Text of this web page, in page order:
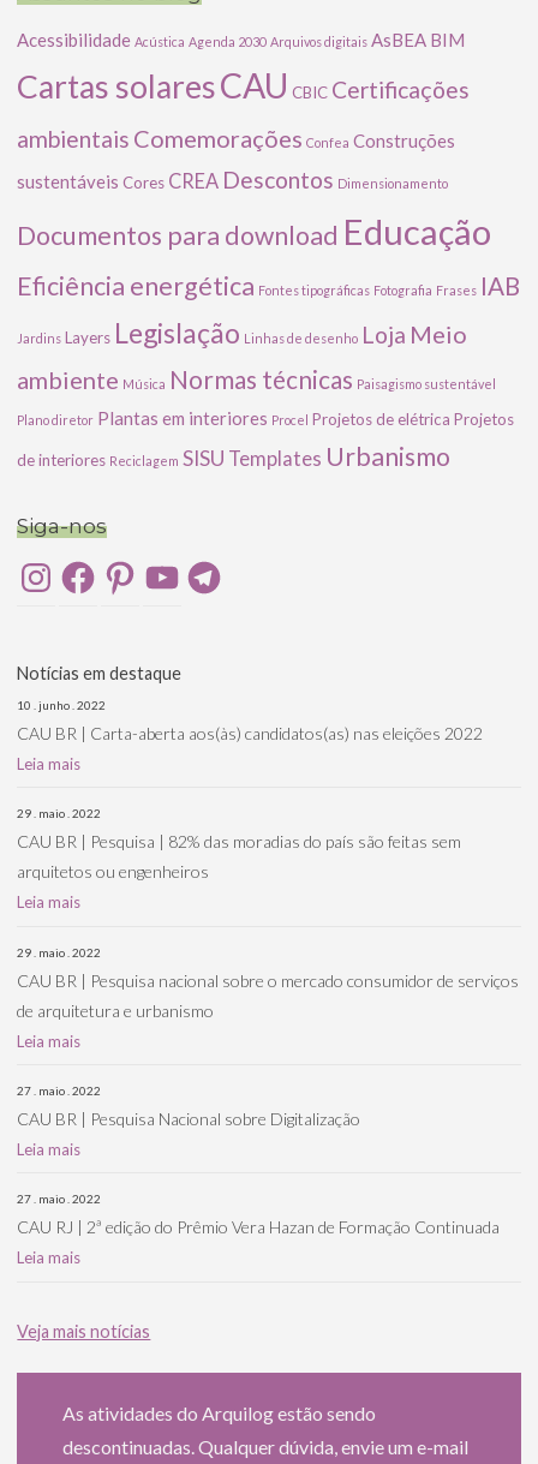
Acessibilidade Acústica Agenda 2030 Arquivos digitais AsBEA BIM
Cartas solaresCAU CBIC Certificações
ambientais Comemorações Confea Construções
sustentáveis Cores CREA Descontos Dimensionamento
Documentos para download Educação
Eficiência energética Fontes tipográficas Fotografia Frases IAB
Jardins Layers Legislação Linhas de desenho Loja Meio
ambiente Música Normas técnicas Paisagismo sustentável
Plano diretor Plantas em interiores Procel Projetos de elétrica Projetos
de interiores Reciclagem SISU Templates Urbanismo
Siga-nos
InstagramFacebookPinterestYouTubeTelegram
Notícias em destaque
10 . junho . 2022
CAU BR | Carta-aberta aos(às) candidatos(as) nas eleições 2022
Leia mais
29 . maio . 2022
CAU BR | Pesquisa | 82% das moradias do país são feitas sem
arquitetos ou engenheiros
Leia mais
29 . maio . 2022
CAU BR | Pesquisa nacional sobre o mercado consumidor de serviços
de arquitetura e urbanismo
Leia mais
27 . maio . 2022
CAU BR | Pesquisa Nacional sobre Digitalização
Leia mais
27 . maio . 2022
CAU RJ | 2ª edição do Prêmio Vera Hazan de Formação Continuada
Leia mais
Veja mais notícias
As atividades do Arquilog estão sendo
descontinuadas. Qualquer dúvida, envie um e-mail